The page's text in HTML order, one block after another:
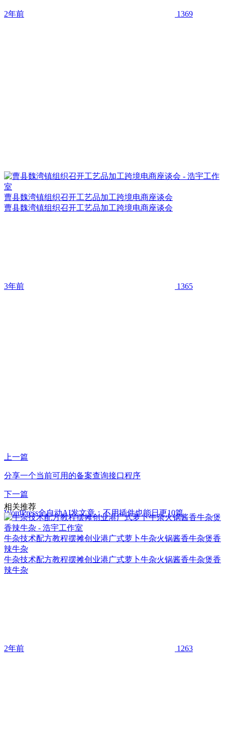
2年前 1369
曹县魏湾镇组织召开工艺品加工跨境电商座谈会
曹县魏湾镇组织召开工艺品加工跨境电商座谈会
3年前 1365
上一篇
分享一个当前可用的备案查询接口程序
下一篇
WordPress全自动AI发文章：不用插件也能日更10篇
相关推荐
牛杂技术配方教程摆摊创业港广式萝卜牛杂火锅酱香牛杂煲香
辣牛杂
牛杂技术配方教程摆摊创业港广式萝卜牛杂火锅酱香牛杂煲香
辣牛杂
2年前 1263